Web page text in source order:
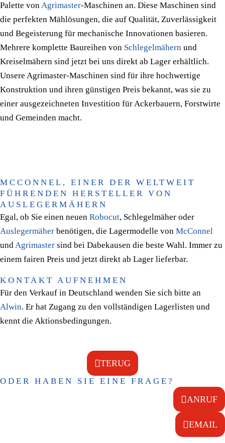
Palette vonAgrimaster-Maschinen an. Diese Maschinen sind
die perfekten Mählösungen, die auf Qualität, Zuverlässigkeit
und Begeisterung für mechanische Innovationen basieren.
Mehrere komplette Baureihen von Schlegelmähern und
Kreiselmähern sind jetzt bei uns direkt ab Lager erhältlich.
Unsere Agrimaster-Maschinen sind für ihre hochwertige
Konstruktion und ihren günstigen Preis bekannt, was sie zu
einer ausgezeichneten Investition für Ackerbauern, Forstwirte
und Gemeinden macht.
MCCONNEL, EINER DER WELTWEIT
FÜHRENDEN HERSTELLER VON
AUSLEGERMÄHERN
Egal, ob Sie einen neuen Robocut, Schlegelmäher oder
Auslegermäher benötigen, die Lagermodelle von McConnel
undAgrimaster sind bei Dabekausen die beste Wahl. Immer zu
einem fairen Preis und jetzt direkt ab Lager lieferbar.
KONTAKT AUFNEHMEN
Für den Verkauf in Deutschland wenden Sie sich bitte an
Alwin. Er hat Zugang zu den vollständigen Lagerlisten und
kennt die Aktionsbedingungen.
TERUG
ODER HABEN SIE EINE FRAGE?
ANRUF
EMAIL